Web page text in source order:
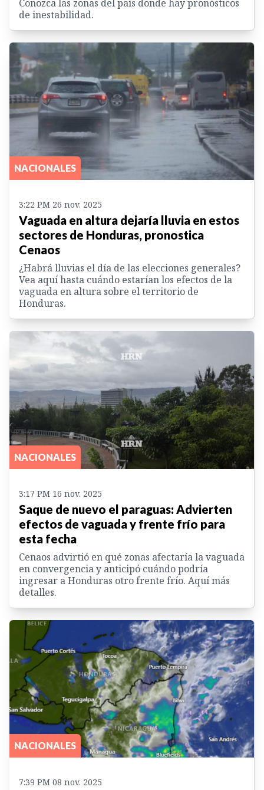
Conozca las zonas del país donde hay pronósticos
de inestabilidad.
NACIONALES
3:22 PM 26 nov. 2025
Vaguada en altura dejaría lluvia en estos
sectores de Honduras, pronostica
Cenaos
¿Habrá lluvias el día de las elecciones generales?
Vea aquí hasta cuándo estarían los efectos de la
vaguada en altura sobre el territorio de
Honduras.
NACIONALES
3:17 PM 16 nov. 2025
Saque de nuevo el paraguas: Advierten
efectos de vaguada y frente frío para
esta fecha
Cenaos advirtió en qué zonas afectaría la vaguada
en convergencia y anticipó cuándo podría
ingresar a Honduras otro frente frío. Aquí más
detalles.
NACIONALES
7:39 PM 08 nov. 2025